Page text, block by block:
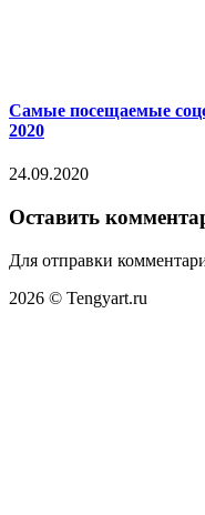
Самые посещаемые
2020
24.09.2020
Оставить
Для отправки
2026 © Tengyart.ru